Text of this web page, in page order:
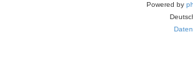
Powered by